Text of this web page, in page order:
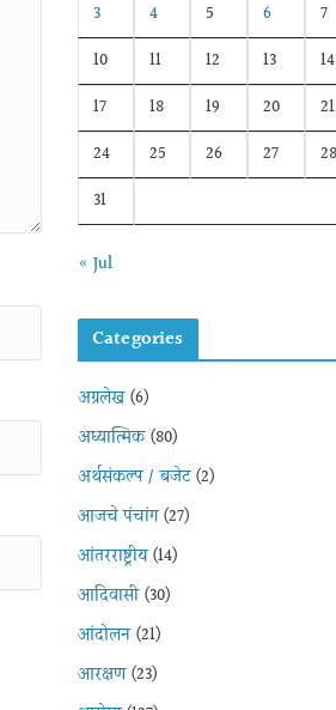
3
4 5 6 7
10
11 12 13 14
17
18 19 20 21
24
25 26 27 28
31
« Jul
Categories
अग्रलेख(6)
अध्यात्मिक(80)
अर्थसंकल्प / बजेट(2)
आजचे पंचांग(27)
आंतरराष्ट्रीय(14)
आदिवासी(30)
आंदोलन(21)
आरक्षण(23)